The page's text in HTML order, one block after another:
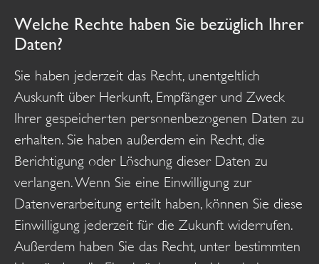
Welche Rechte haben Sie bezüglich Ihrer
Daten?
Sie haben jederzeit das Recht, unentgeltlich
Auskunft über Herkunft, Empfänger und Zweck
Ihrer gespeicherten personenbezogenen Daten zu
erhalten. Sie haben außerdem ein Recht, die
Berichtigung oder Löschung dieser Daten zu
verlangen. Wenn Sie eine Einwilligung zur
Datenverarbeitung erteilt haben, können Sie diese
Einwilligung jederzeit für die Zukunft widerrufen.
Außerdem haben Sie das Recht, unter bestimmten